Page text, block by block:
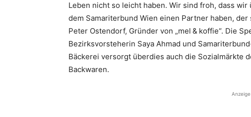
Leben nicht so leicht haben. Wir sind froh, dass
dem Samariterbund Wien einen Partner haben,
Peter Ostendorf, Gründer von „mel & koffie“. Die
Bezirksvorsteherin Saya Ahmad und
Bäckerei versorgt überdies auch die Sozialmärkte
Backwaren.
Anzeige